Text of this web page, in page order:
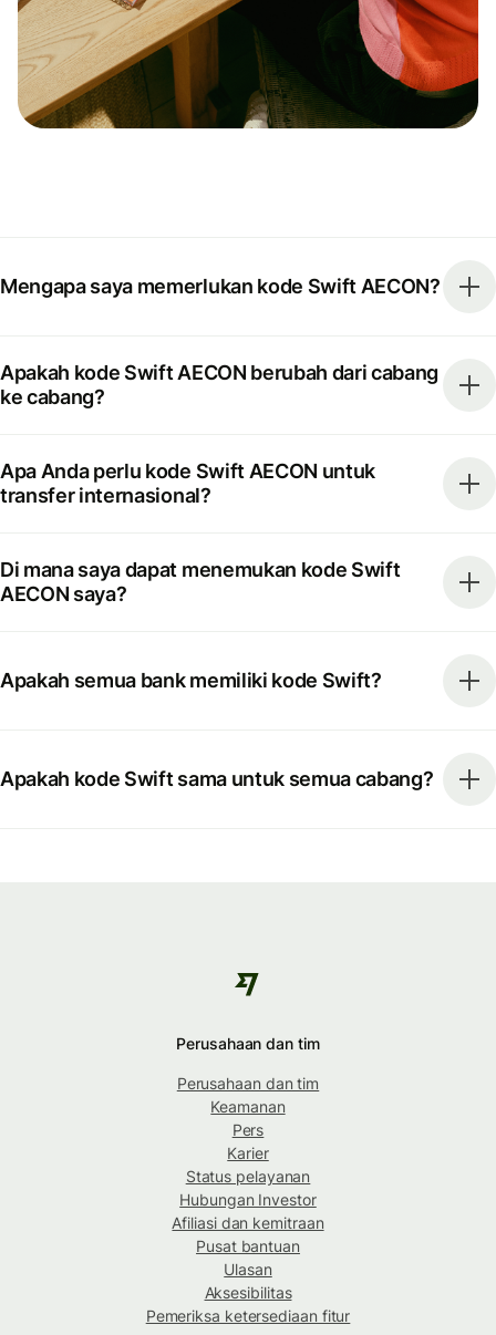
Mengapa saya memerlukan kode Swift AECON?
Apakah kode Swift AECON berubah dari cabang
ke cabang?
Apa Anda perlu kode Swift AECON untuk
transfer internasional?
Di mana saya dapat menemukan kode Swift
AECON saya?
Apakah semua bank memiliki kode Swift?
Apakah kode Swift sama untuk semua cabang?
Perusahaan dan tim
Perusahaan dan tim
Keamanan
Pers
Karier
Status pelayanan
Hubungan Investor
Afiliasi dan kemitraan
Pusat bantuan
Ulasan
Aksesibilitas
Pemeriksa ketersediaan fitur